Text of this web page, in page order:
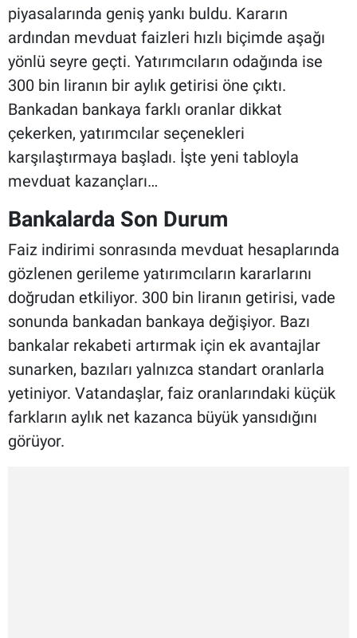
piyasalarında geniş yankı buldu. Kararın
ardından mevduat faizleri hızlı biçimde aşağı
yönlü seyre geçti. Yatırımcıların odağında ise
300 bin liranın bir aylık getirisi öne çıktı.
Bankadan bankaya farklı oranlar dikkat
çekerken, yatırımcılar seçenekleri
karşılaştırmaya başladı. İşte yeni tabloyla
mevduat kazançları…
Bankalarda Son Durum
Faiz indirimi sonrasında mevduat hesaplarında
gözlenen gerileme yatırımcıların kararlarını
doğrudan etkiliyor. 300 bin liranın getirisi, vade
sonunda bankadan bankaya değişiyor. Bazı
bankalar rekabeti artırmak için ek avantajlar
sunarken, bazıları yalnızca standart oranlarla
yetiniyor. Vatandaşlar, faiz oranlarındaki küçük
farkların aylık net kazanca büyük yansıdığını
görüyor.